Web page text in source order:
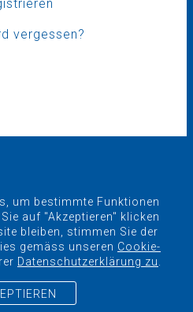
vergessen?
um bestimmte Funktionen
auf "Akzeptieren" klicken
bleiben, stimmen Sie der
gemäss unseren Cookie-
Datenschutzerklärung zu